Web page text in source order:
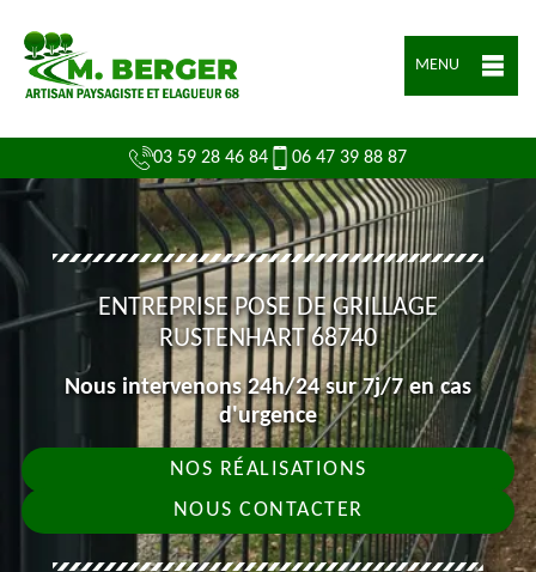
MENU
03 59 28 46 84 06 47 39 88 87
ENTREPRISE POSE DE GRILLAGE
RUSTENHART 68740
Nous intervenons 24h/24 sur 7j/7 en cas
d'urgence
NOS RÉALISATIONS
NOUS CONTACTER